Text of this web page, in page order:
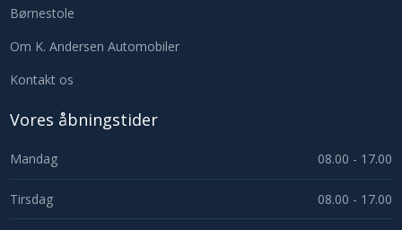
Børnestole
Om K. Andersen Automobiler
Kontakt os
Vores åbningstider
​Mandag 08.00 - 17.00
Tirsdag 08.00 - 17.00